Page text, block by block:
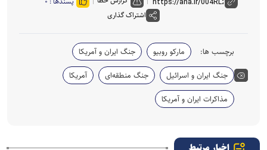
اشتراک گذاری
برچسب ها: مارکو روبیو
جنگ ایران و آمریکا
جنگ ایران و اسرائیل
جنگ منطقه‌ای
آمریکا
مذاکرات ایران و آمریکا